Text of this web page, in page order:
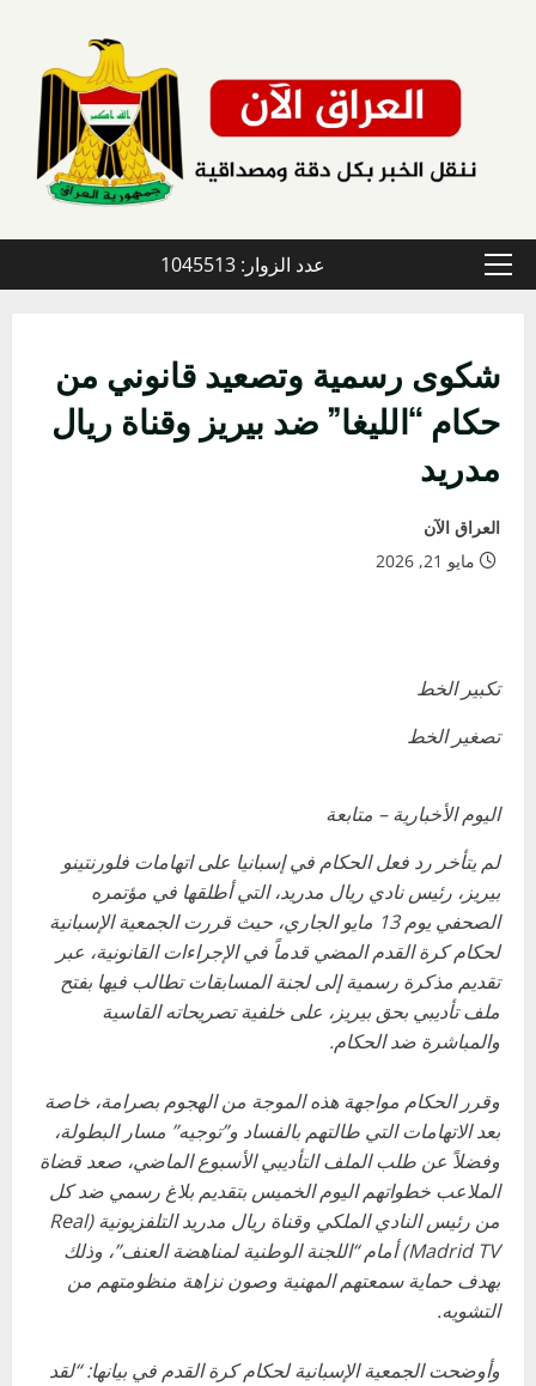
القائمة
عدد الزوار: 1045513
شكوى رسمية وتصعيد قانوني من
حكام “الليغا” ضد بيريز وقناة ريال
مدريد
العراق الآن
مايو 21, 2026
تكبير الخط
تصغير الخط
اليوم الأخبارية – متابعة
لم يتأخر رد فعل الحكام في إسبانيا على اتهامات فلورنتينو
بيريز، رئيس نادي ريال مدريد، التي أطلقها في مؤتمره
الصحفي يوم 13 مايو الجاري، حيث قررت الجمعية الإسبانية
لحكام كرة القدم المضي قدماً في الإجراءات القانونية، عبر
تقديم مذكرة رسمية إلى لجنة المسابقات تطالب فيها بفتح
ملف تأديبي بحق بيريز، على خلفية تصريحاته القاسية
والمباشرة ضد الحكام.
وقرر الحكام مواجهة هذه الموجة من الهجوم بصرامة، خاصة
بعد الاتهامات التي طالتهم بالفساد و”توجيه” مسار البطولة،
وفضلاً عن طلب الملف التأديبي الأسبوع الماضي، صعد قضاة
الملاعب خطواتهم اليوم الخميس بتقديم بلاغ رسمي ضد كل
من رئيس النادي الملكي وقناة ريال مدريد التلفزيونية (Real
Madrid TV) أمام “اللجنة الوطنية لمناهضة العنف”، وذلك
بهدف حماية سمعتهم المهنية وصون نزاهة منظومتهم من
التشويه.
وأوضحت الجمعية الإسبانية لحكام كرة القدم في بيانها: “لقد